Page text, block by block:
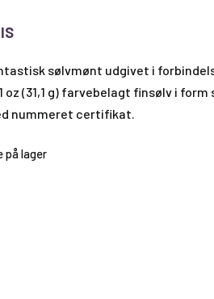
sølvmønt udgivet i
oz (31,1 g) farvebelagt finsølv i
nummeret certifikat.
på lager